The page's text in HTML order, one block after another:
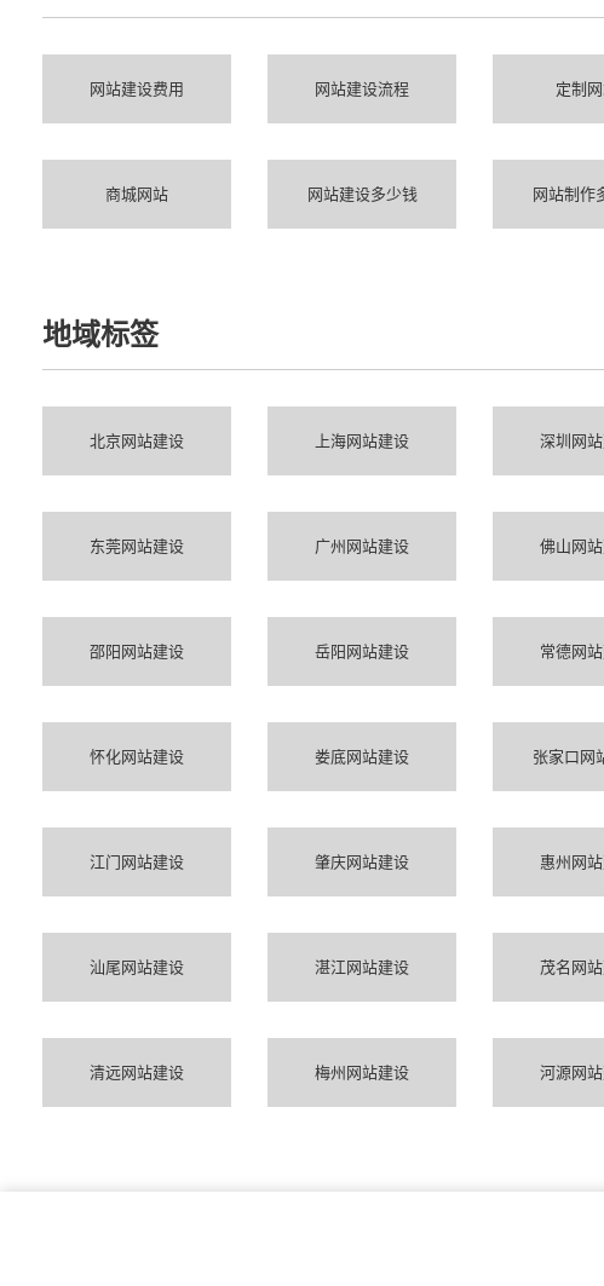
网站建设费用 网站建设流程 定制
商城网站 网站建设多少钱 网站制作
地域标签
北京网站建设 上海网站建设 深圳网
东莞网站建设 广州网站建设 佛山网
邵阳网站建设 岳阳网站建设 常德网
怀化网站建设 娄底网站建设 张家口网
江门网站建设 肇庆网站建设 惠州网
汕尾网站建设 湛江网站建设 茂名网
清远网站建设 梅州网站建设 河源网